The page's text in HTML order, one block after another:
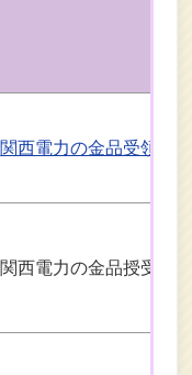
関西電力の金品受領問
関西電力の金品授受問